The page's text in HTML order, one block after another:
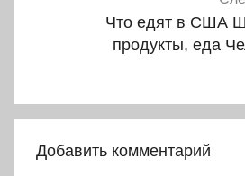
Что едят в США
продукты, еда
Добавить комментарий